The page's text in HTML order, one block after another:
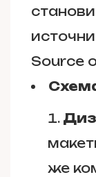
Source
же